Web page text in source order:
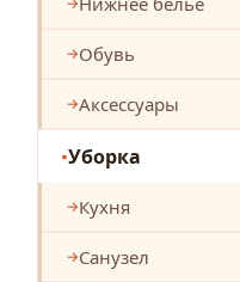
Обувь
Аксессуары
Уборка
Кухня
Санузел